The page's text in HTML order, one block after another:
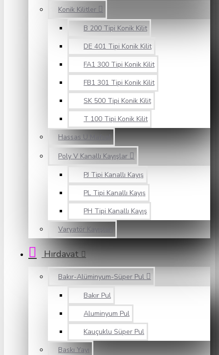
Konik Kilitler
B 200 Tipi Konik Kilit
DE 401 Tipi Konik Kilit
FA1 300 Tipi Konik Kilit
FB1 301 Tipi Konik Kilit
SK 500 Tipi Konik Kilit
T 100 Tipi Konik Kilit
Hassas U Mafsal
Poly V Kanallı Kayışlar
PJ Tipi Kanallı Kayış
PL Tipi Kanallı Kayış
PH Tipi Kanallı Kayış
Varyatör Kayışları
Hırdavat
Bakır-Alüminyum-Süper Pul
Bakır Pul
Aluminyum Pul
Kauçuklu Süper Pul
Baskı Yayı